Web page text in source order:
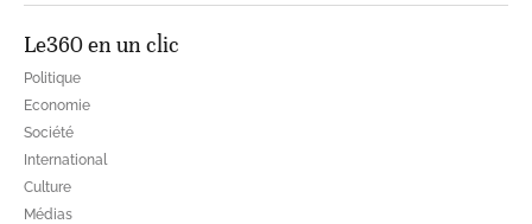
Le360 en un clic
Politique
Economie
Société
International
Culture
Médias